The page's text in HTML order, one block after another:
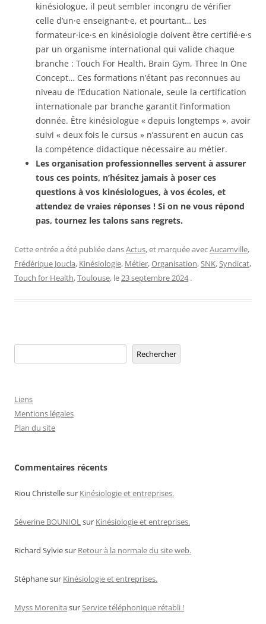
kinésiologue, il peut sembler incongru de vérifier
celle d’un·e enseignant·e, et pourtant… Les
formateur·ice·s en kinésiologie doivent être certifié·e·s
par un organisme international qui valide chaque
branche : Touch For Health, Brain Gym, Three In One
Concept… Ces formations n’étant pas reconnues au
niveau de l’Education Nationale, seule la certification
internationale par branche garantit l’information
donnée. Être kinésiologue « depuis longtemps », avoir
suivi « deux fois le cursus » n’assurent en aucun cas
la compétence didactique nécessaire au métier.
Les organisation professionnelles servent à assurer
tous ces points, n’hésitez jamais à poser ces
questions à vos kinésiologues, à vos écoles, et
attendez de vraies réponses ! Si on ne vous répond
pas, tournez les talons sans regrets.
Cette entrée a été publiée dansActus, et marquée avecAucamville,
Frédérique Joucla, Kinésiologie, Métier,Organisation,SNK,Syndicat,
Touch for Health,Toulouse, le23 septembre 2024 .
Rechercher
Liens
Mentions légales
Plan du site
Commentaires récents
Riou Christellesur Kinésiologie et entreprises.
Séverine BOUNIOLsur Kinésiologie et entreprises.
Richard Sylviesur Retour à la normale du site web.
Stéphanesur Kinésiologie et entreprises.
Myss Morenita surService téléphonique rétabli !